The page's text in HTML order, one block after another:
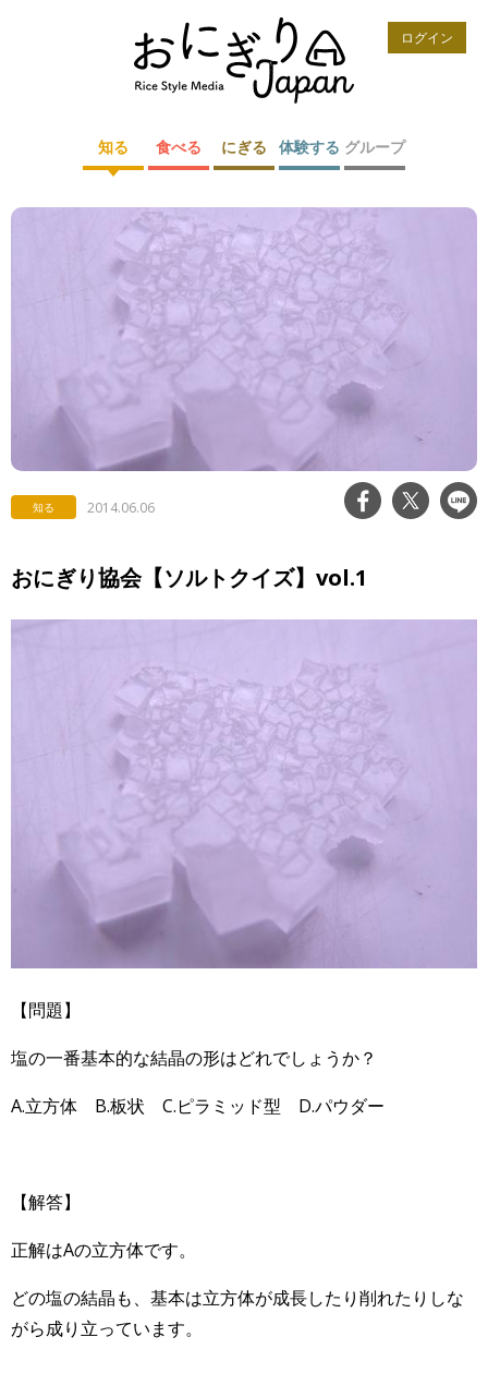
ログイン
知る 食べる にぎる 体験する グループ
知る 2014.06.06
おにぎり協会【ソルトクイズ】vol.1
【問題】
塩の一番基本的な結晶の形はどれでしょうか？
A.立方体 B.板状 C.ピラミッド型 D.パウダー
【解答】
正解はAの立方体です。
どの塩の結晶も、基本は立方体が成長したり削れたりしな
がら成り立っています。